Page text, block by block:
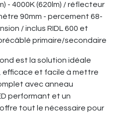
- 4000K (620lm) / réflecteur
90mm - percement 68-
/ inclus RIDL 600 et
primaire/secondaire
est la solution idéale
efficace et facile à mettre
avec anneau
performant et un
tout le nécessaire pour